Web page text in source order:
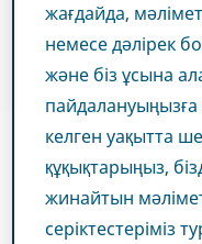
Емделушілер
мекемелерге
жағдайда,
немесе дәлірек
және біз ұсына
пайдалануыңызға
келген уақытта
құқықтарыңыз,
жинайтын
серіктестеріміз